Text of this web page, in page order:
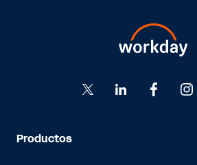
Productos